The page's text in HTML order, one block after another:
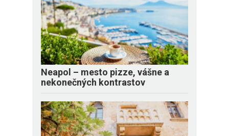
Neapol – mesto pizze, vášne a
nekonečných kontrastov